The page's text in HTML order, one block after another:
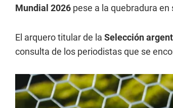
Mundial 2026 pese a la quebradura
El arquero titular de la Selección
consulta de los periodistas que se